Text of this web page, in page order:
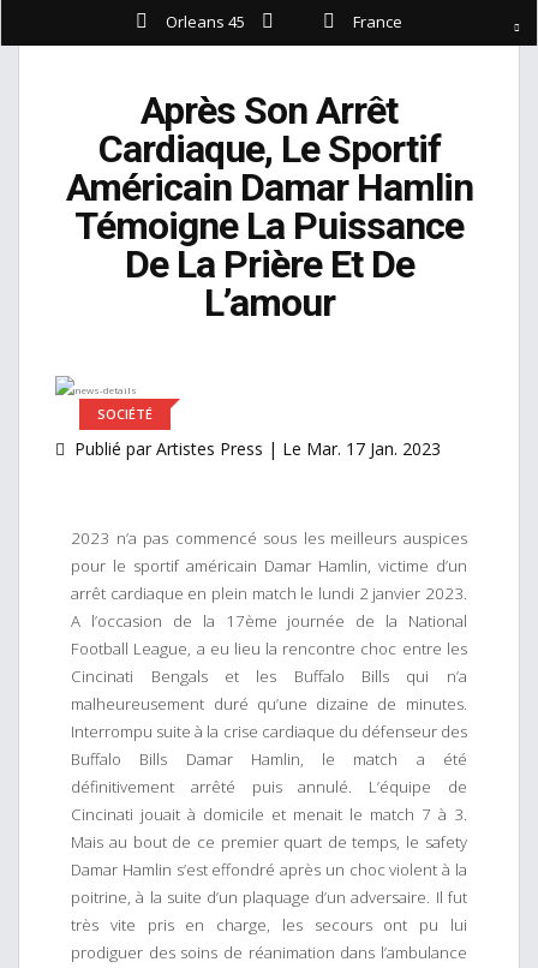
Orleans 45 France
Après Son Arrêt
Cardiaque, Le Sportif
Américain Damar Hamlin
Témoigne La Puissance
De La Prière Et De
L’amour
SOCIÉTÉ
Publié par Artistes Press | Le Mar. 17 Jan. 2023
2023 n’a pas commencé sous les meilleurs auspices
pour le sportif américain Damar Hamlin, victime d’un
arrêt cardiaque en plein match le lundi 2 janvier 2023.
A l’occasion de la 17ème journée de la National
Football League, a eu lieu la rencontre choc entre les
Cincinati Bengals et les Buffalo Bills qui n’a
malheureusement duré qu’une dizaine de minutes.
Interrompu suite à la crise cardiaque du défenseur des
Buffalo Bills Damar Hamlin, le match a été
définitivement arrêté puis annulé. L’équipe de
Cincinati jouait à domicile et menait le match 7 à 3.
Mais au bout de ce premier quart de temps, le safety
Damar Hamlin s’est effondré après un choc violent à la
poitrine, à la suite d’un plaquage d’un adversaire. Il fut
très vite pris en charge, les secours ont pu lui
prodiguer des soins de réanimation dans l’ambulance